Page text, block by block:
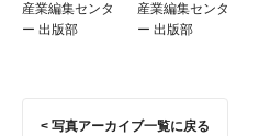
産業編集センタ
ー 出版部
産業編集センタ
ー 出版部
< 写真アーカイブ一覧に戻る